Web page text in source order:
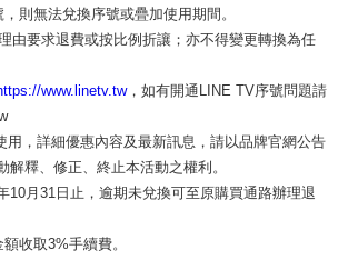
則無法兌換序號或疊加使用期間。
由要求退費或按比例折讓；亦不得變更轉換為任
www.linetv.tw，如有開通LINE TV序號問題請
用，詳細優惠內容及最新訊息，請以品牌官網公告
解釋、修正、終止本活動之權利。
10月31日止，逾期未兌換可至原購買通路辦理退
收取3%手續費。